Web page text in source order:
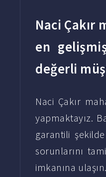
Naci Çakır
en
değerli
Naci Çakır
yapmaktayız.
garantili
sorunlarını
imkanına